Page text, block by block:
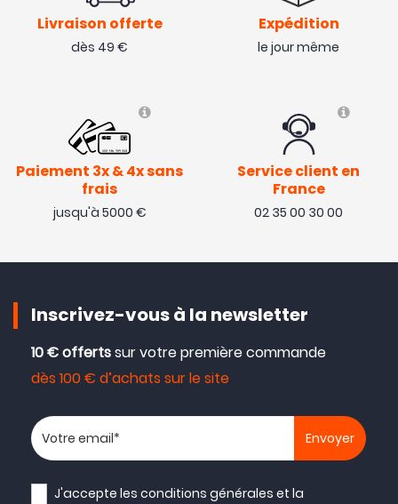
Livraison offerte
dès 49 €
Expédition
le jour même
Paiement 3x & 4x sans
frais
jusqu'à 5000 €
Service client en
France
02 35 00 30 00
Inscrivez-vous à la newsletter
10 € offertssur votre première commande
dès 100 € d’achats sur le site
Votre adresse email
J'accepte lesconditions générales et la